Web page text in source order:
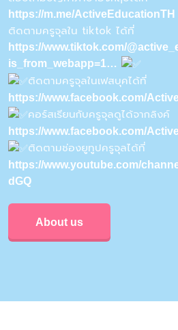
https://m.me/ActiveEducationTH
ติดตามครูจุลใน tiktok ได้ที่
https://www.tiktok.com/
is_from_webapp=1…
ติดตามครูจุลในเฟสบุคได้ที่
https://www.facebook.com/
คอร์สเรียนกับครูจุลดูได้จากลิงค์
https://www.facebook.com/
ติดตามช่องยูทูปครูจุลได้ที่
https://www.youtube.com/
dGQ
About us